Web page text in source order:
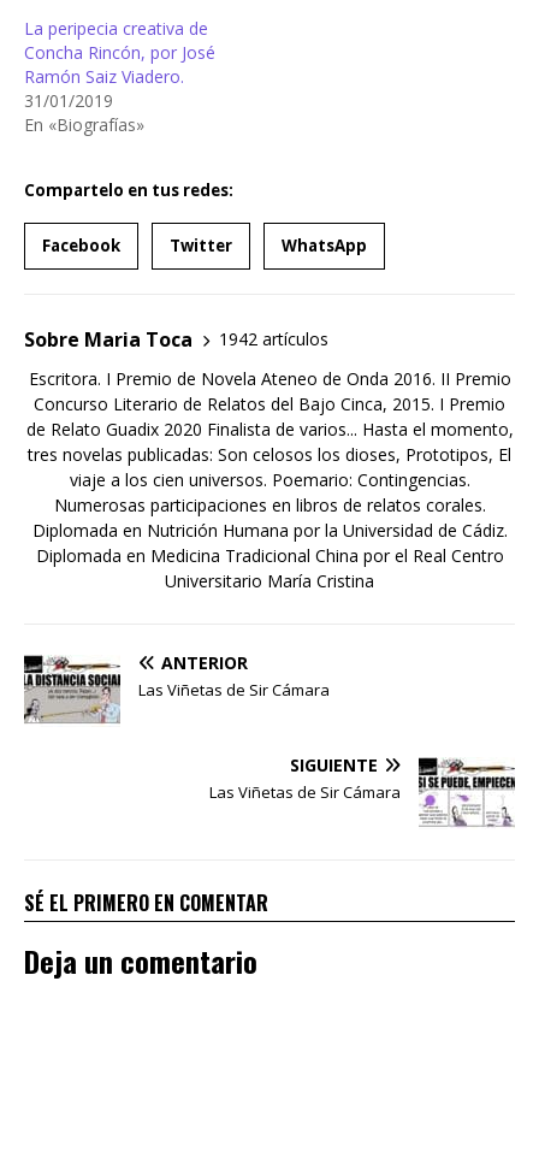
La peripecia creativa de
Concha Rincón, por José
Ramón Saiz Viadero.
31/01/2019
En «Biografías»
Compartelo en tus redes:
Facebook Twitter WhatsApp
Sobre Maria Toca
1942 artículos
Escritora. I Premio de Novela Ateneo de Onda 2016. II Premio
Concurso Literario de Relatos del Bajo Cinca, 2015. I Premio
de Relato Guadix 2020 Finalista de varios... Hasta el momento,
tres novelas publicadas: Son celosos los dioses, Prototipos, El
viaje a los cien universos. Poemario: Contingencias.
Numerosas participaciones en libros de relatos corales.
Diplomada en Nutrición Humana por la Universidad de Cádiz.
Diplomada en Medicina Tradicional China por el Real Centro
Universitario María Cristina
ANTERIOR
Las Viñetas de Sir Cámara
SIGUIENTE
Las Viñetas de Sir Cámara
SÉ EL PRIMERO EN COMENTAR
Deja un comentario